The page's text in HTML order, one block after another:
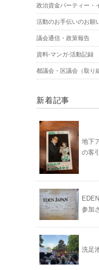
政治資金パーティー・
活動のお手伝いのお願
議会通信・政策報告
資料-マンガ-活動記録
都議会・区議会（取り
新着記事
地下
の客
参加
洗足